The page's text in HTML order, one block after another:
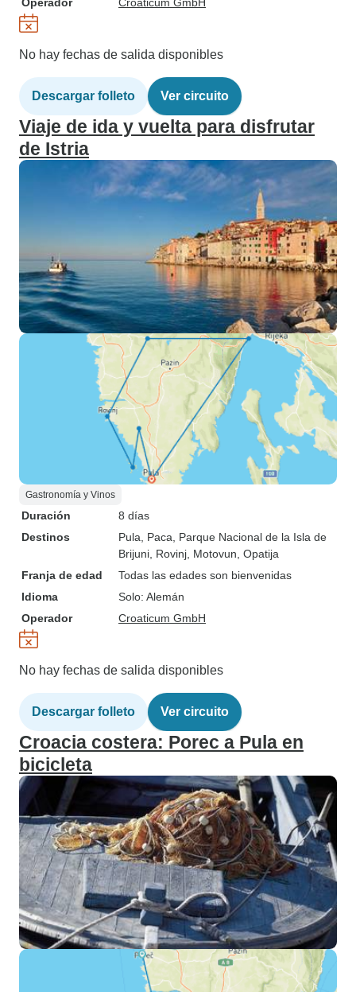
No hay fechas de salida disponibles
Descargar folleto Ver circuito
Viaje de ida y vuelta para disfrutar
de Istria
Gastronomía y Vinos
Duración
8 días
Destinos
Pula , Paca , Parque Nacional de la Isla de
Brijuni , Rovinj , Motovun , Opatija
Franja de edad
Todas las edades son bienvenidas
Idioma
Solo: Alemán
Operador
Croaticum GmbH
No hay fechas de salida disponibles
Descargar folleto Ver circuito
Croacia costera: Porec a Pula en
bicicleta